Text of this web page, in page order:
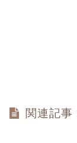
関連記事